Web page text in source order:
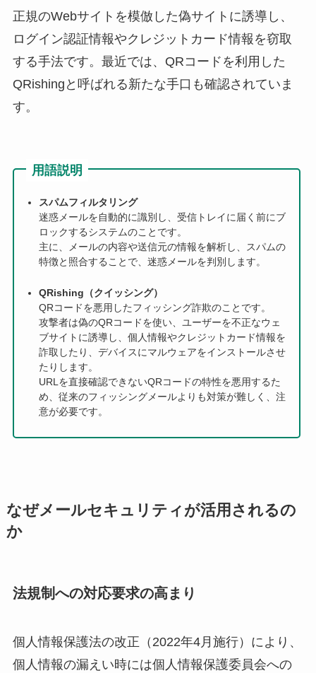
正規のWebサイトを模倣した偽サイトに誘導し、
ログイン認証情報やクレジットカード情報を窃取
する手法です。最近では、QRコードを利用した
QRishingと呼ばれる新たな手口も確認されていま
す。
用語説明
スパムフィルタリング
迷惑メールを自動的に識別し、受信トレイに届く前にブ
ロックするシステムのことです。
主に、メールの内容や送信元の情報を解析し、スパムの
特徴と照合することで、迷惑メールを判別します。
QRishing（クイッシング）
QRコードを悪用したフィッシング詐欺のことです。
攻撃者は偽のQRコードを使い、ユーザーを不正なウェ
ブサイトに誘導し、個人情報やクレジットカード情報を
詐取したり、デバイスにマルウェアをインストールさせ
たりします。
URLを直接確認できないQRコードの特性を悪用するた
め、従来のフィッシングメールよりも対策が難しく、注
意が必要です。
なぜメールセキュリティが活用されるの
か
法規制への対応要求の高まり
個人情報保護法の改正（2022年4月施行）により、
個人情報の漏えい時には個人情報保護委員会への